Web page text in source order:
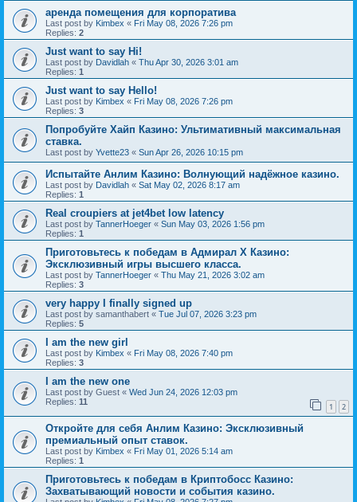
аренда помещения для корпоратива
Last post by Kimbex « Fri May 08, 2026 7:26 pm
Replies: 2
Just want to say Hi!
Last post by Davidlah « Thu Apr 30, 2026 3:01 am
Replies: 1
Just want to say Hello!
Last post by Kimbex « Fri May 08, 2026 7:26 pm
Replies: 3
Попробуйте Хайп Казино: Ультимативный максимальная
ставка.
Last post by Yvette23 « Sun Apr 26, 2026 10:15 pm
Испытайте Анлим Казино: Волнующий надёжное казино.
Last post by Davidlah « Sat May 02, 2026 8:17 am
Replies: 1
Real croupiers at jet4bet low latency
Last post by TannerHoeger « Sun May 03, 2026 1:56 pm
Replies: 1
Приготовьтесь к победам в Адмирал Х Казино:
Эксклюзивный игры высшего класса.
Last post by TannerHoeger « Thu May 21, 2026 3:02 am
Replies: 3
very happy I finally signed up
Last post by samanthabert « Tue Jul 07, 2026 3:23 pm
Replies: 5
I am the new girl
Last post by Kimbex « Fri May 08, 2026 7:40 pm
Replies: 3
I am the new one
Last post by Guest « Wed Jun 24, 2026 12:03 pm
Replies: 11 1 2
Откройте для себя Анлим Казино: Эксклюзивный
премиальный опыт ставок.
Last post by Kimbex « Fri May 01, 2026 5:14 am
Replies: 1
Приготовьтесь к победам в Криптобосс Казино:
Захватывающий новости и события казино.